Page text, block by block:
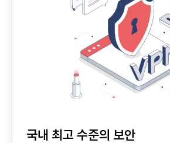
국내 최고 수준의 보안